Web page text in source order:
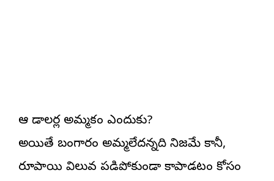
ఆ డాలర్ల అమ్మకం ఎందుకు?
అయితే బంగారం అమ్మలేదన్నది నిజమే కానీ,
రూపాయి విలువ పడిపోకుండా కాపాడటం కోసం